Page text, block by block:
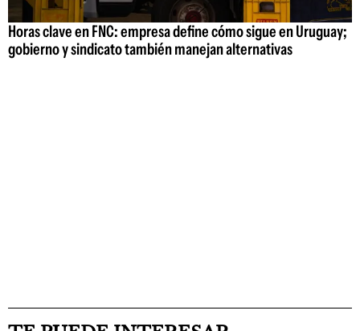
Horas clave en FNC: empresa define cómo sigue en Uruguay;
gobierno y sindicato también manejan alternativas